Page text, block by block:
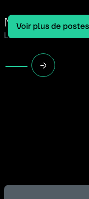
Notre blog
Lire les dernières
Voir plus de postes